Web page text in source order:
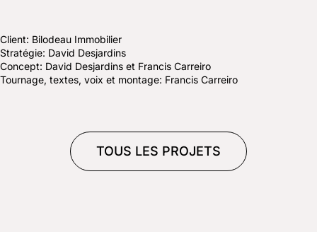
Client: Bilodeau Immobilier
Stratégie: David Desjardins
Concept: David Desjardins et Francis Carreiro
Tournage, textes, voix et montage: Francis Carreiro
TOUS LES PROJETS